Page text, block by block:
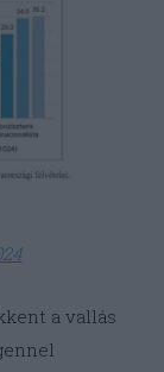
a vallás